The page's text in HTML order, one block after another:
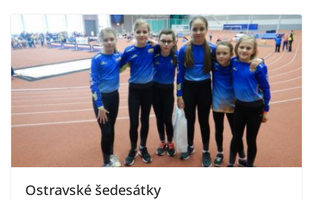
Ostravské šedesátky